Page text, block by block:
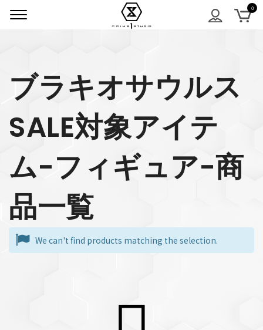
ブラキオサウルス
SALE対象アイテ
ム-フィギュア-商
品一覧
We can't find products matching the selection.